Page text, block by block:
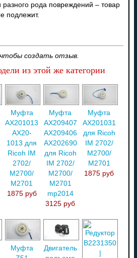
разного рода повреждений – товар
подлежит.
создать отзыв.
из этой же категории
Муфта
AX201013
AX20-
1013 для
Ricoh IM
2702/
M2700/
M2701
1875 руб
Муфта
AX209407
AX209406
AX202690
для Ricoh
IM 2702/
M2700/
M2701
mp2014
3125 руб
Муфта
AX201031
для Ricoh
IM 2702/
M2700/
M2701
1875 руб
Муфта
Двигатель